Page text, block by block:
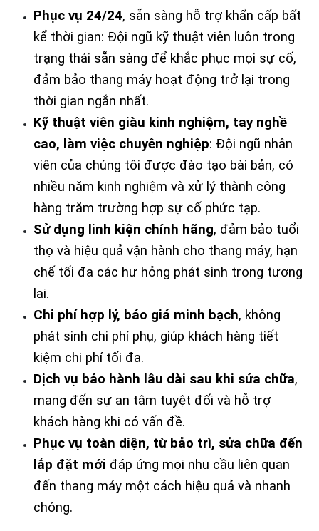
Phục vụ 24/24, sẵn sàng hỗ trợ khẩn cấp bất
kể thời gian: Đội ngũ kỹ thuật viên luôn trong
trạng thái sẵn sàng để khắc phục mọi sự cố,
đảm bảo thang máy hoạt động trở lại trong
thời gian ngắn nhất.
Kỹ thuật viên giàu kinh nghiệm, tay nghề
cao, làm việc chuyên nghiệp: Đội ngũ nhân
viên của chúng tôi được đào tạo bài bản, có
nhiều năm kinh nghiệm và xử lý thành công
hàng trăm trường hợp sự cố phức tạp.
Sử dụng linh kiện chính hãng, đảm bảo tuổi
thọ và hiệu quả vận hành cho thang máy, hạn
chế tối đa các hư hỏng phát sinh trong tương
lai.
Chi phí hợp lý, báo giá minh bạch, không
phát sinh chi phí phụ, giúp khách hàng tiết
kiệm chi phí tối đa.
Dịch vụ bảo hành lâu dài sau khi sửa chữa,
mang đến sự an tâm tuyệt đối và hỗ trợ
khách hàng khi có vấn đề.
Phục vụ toàn diện, từ bảo trì, sửa chữa đến
lắp đặt mới đáp ứng mọi nhu cầu liên quan
đến thang máy một cách hiệu quả và nhanh
chóng.